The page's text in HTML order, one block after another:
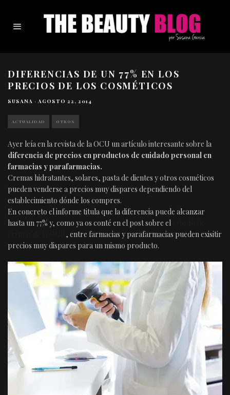
DIFERENCIAS DE UN 77% EN LOS
PRECIOS DE LOS COSMÉTICOS
SUSANA · AGOSTO 22, 2014
ACTUALIDAD OTROS
Ayer leía en la revista de la OCU un artículo interesante sobre la
diferencia de precios en productos de cuidado personal en
farmacias y parafarmacias.
Cremas hidratantes, solares, pasta de dientes y otros cosméticos
pueden venderse a precios muy dispares dependiendo del
establecimiento dónde los compres.
En concreto el informe titula que la diferencia puede alcanzar
hasta un 77% y, como ya os conté en el post sobre el
, entre farmacias y parafarmacias pueden exisitir
precios muy dispares para un mismo producto.